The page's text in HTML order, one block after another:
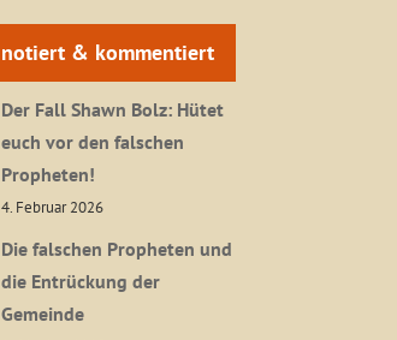
notiert & kommentiert
Der Fall Shawn Bolz: Hütet
euch vor den falschen
Propheten!
4. Februar 2026
Die falschen Propheten und
die Entrückung der
Gemeinde